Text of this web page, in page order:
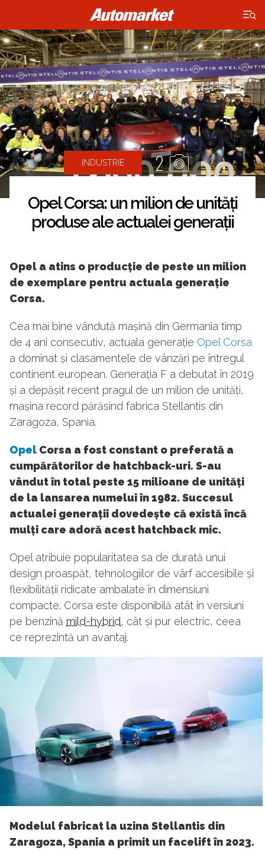
×
INDUSTRIE 2
Opel Corsa: un milion de unități
produse ale actualei generații
Opel a atins o producție de peste un milion
de exemplare pentru actuala generație
Corsa.
Cea mai bine vândută mașină din Germania timp
de 4 ani consecutiv, actuala generație Opel Corsa
a dominat și clasamentele de vânzări pe întregul
continent european. Generația F a debutat în 2019
și a depășit recent pragul de un milion de unități,
mașina record părăsind fabrica Stellantis din
Zaragoza, Spania.
Opel Corsa a fost constant o preferată a
cumpărătorilor de hatchback-uri. S-au
vândut în total peste 15 milioane de unități
de la lansarea numelui în 1982. Succesul
actualei generații dovedește că există încă
mulți care adoră acest hatchback mic.
Opel atribuie popularitatea sa de durată unui
design proaspăt, tehnologiilor de vârf accesibile și
flexibilității ridicate ambalate în dimensiuni
compacte. Corsa este disponibilă atât în versiuni
pe benzină mild-hybrid, cât și pur electric, ceea
ce reprezintă un avantaj.
Modelul fabricat la uzina Stellantis din
Zaragoza, Spania a primit un facelift în 2023.